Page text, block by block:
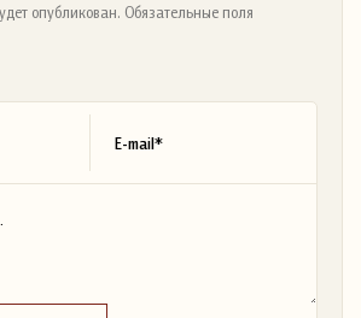
опубликован. Обязательные поля